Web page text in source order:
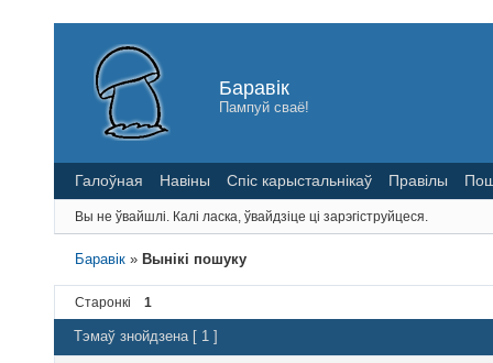
Баравік
Пампуй сваё!
Галоўная Навіны Спіс карыстальнікаў Правілы
Вы не ўвайшлі. Калі ласка, ўвайдзіце ці зарэгіструйцеся.
Баравік » Вынікі пошуку
Старонкі 1
Тэмаў знойдзена [ 1 ]